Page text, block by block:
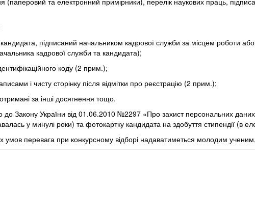
кандидата, підписаний начальником кадрової служби за місцем роботи
кадрової служби та кандидата);
коду (2 прим.);
і чисту сторінку після відмітки про реєстрацію (2 прим.);
за інші досягнення тощо.
до Закону України від 01.06.2010 №2297 «Про захист персональних
у минулі роки) та фотокартку кандидата на здобуття стипендії (в
умов перевага при конкурсному відборі надаватиметься молодим
молодих вчених 2024
Верховної Ради України